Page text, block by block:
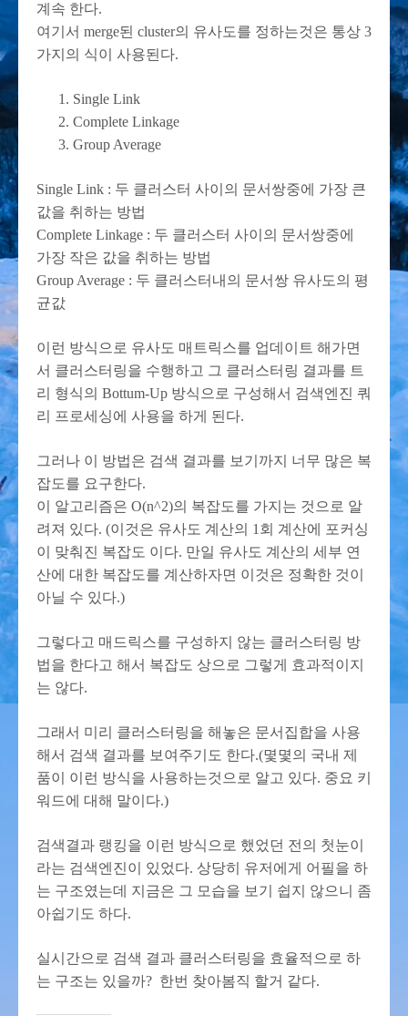
계속 한다.
여기서 merge된 cluster의 유사도를 정하는것은 통상 3
가지의 식이 사용된다.
1. Single Link
2. Complete Linkage
3. Group Average
Single Link : 두 클러스터 사이의 문서쌍중에 가장 큰
값을 취하는 방법
Complete Linkage : 두 클러스터 사이의 문서쌍중에
가장 작은 값을 취하는 방법
Group Average : 두 클러스터내의 문서쌍 유사도의 평
균값
이런 방식으로 유사도 매트릭스를 업데이트 해가면
서 클러스터링을 수행하고 그 클러스터링 결과를 트
리 형식의 Bottum-Up 방식으로 구성해서 검색엔진 쿼
리 프로세싱에 사용을 하게 된다.
그러나 이 방법은 검색 결과를 보기까지 너무 많은 복
잡도를 요구한다.
이 알고리즘은 O(n^2)의 복잡도를 가지는 것으로 알
려져 있다. (이것은 유사도 계산의 1회 계산에 포커싱
이 맞춰진 복잡도 이다. 만일 유사도 계산의 세부 연
산에 대한 복잡도를 계산하자면 이것은 정확한 것이
아닐 수 있다.)
그렇다고 매드릭스를 구성하지 않는 클러스터링 방
법을 한다고 해서 복잡도 상으로 그렇게 효과적이지
는 않다.
그래서 미리 클러스터링을 해놓은 문서집합을 사용
해서 검색 결과를 보여주기도 한다.(몇몇의 국내 제
품이 이런 방식을 사용하는것으로 알고 있다. 중요 키
워드에 대해 말이다.)
검색결과 랭킹을 이런 방식으로 했었던 전의 첫눈이
라는 검색엔진이 있었다. 상당히 유저에게 어필을 하
는 구조였는데 지금은 그 모습을 보기 쉽지 않으니 좀
아쉽기도 하다.
실시간으로 검색 결과 클러스터링을 효율적으로 하
는 구조는 있을까? 한번 찾아봄직 할거 같다.